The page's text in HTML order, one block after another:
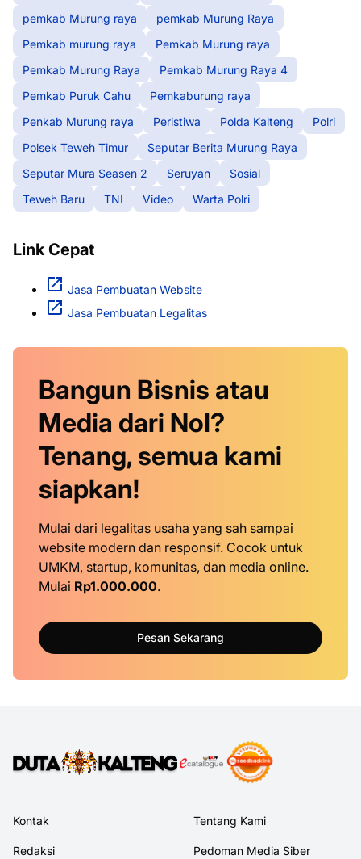
pemkab Murung raya
pemkab Murung Raya
Pemkab murung raya
Pemkab Murung raya
Pemkab Murung Raya
Pemkab Murung Raya 4
Pemkab Puruk Cahu
Pemkaburung raya
Penkab Murung raya
Peristiwa Polda Kalteng
Polri
Polsek Teweh Timur
Seputar Berita Murung Raya
Seputar Mura Seasen 2
Seruyan
Sosial
Teweh Baru
TNI Video Warta Polri
Link Cepat
Jasa Pembuatan Website
Jasa Pembuatan Legalitas
Bangun Bisnis atau
Media dari Nol?
Tenang, semua kami
siapkan!
Mulai dari legalitas usaha yang sah sampai
website modern dan responsif. Cocok untuk
UMKM, startup, komunitas, dan media online.
Mulai Rp1.000.000.
Pesan Sekarang
Kontak Tentang Kami
Redaksi Pedoman Media Siber